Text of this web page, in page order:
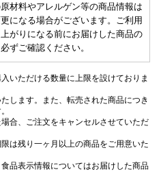
材料やアレルゲン等の商品情報は
になる場合がございます。ご利用
がりになる前にお届けした商品の
ずご確認ください。
いただける数量に上限を設けておりま
します。また、転売された商品につき
合、ご注文をキャンセルさせていただ
は残り一ヶ月以上の商品をご用意いた
品表示情報についてはお届けした商品